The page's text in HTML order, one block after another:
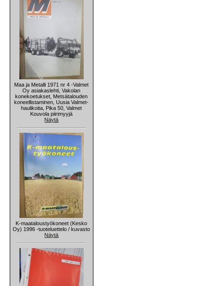
Maa ja Metalli 1971 nr 4 -Valmet
Oy asiakaslehti, Vakolan
konekoetukset, Metsätalouden
koneellistaminen, Uusia Valmet-
haulikoita, Pika 50, Valmet
Kouvola piirimyyjä
Näytä
K-maataloustyökoneet (Kesko
Oy) 1996 -tuoteluettelo / kuvasto
Näytä